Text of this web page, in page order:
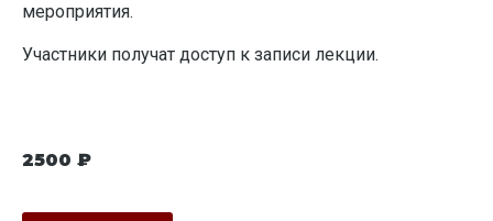
мероприятия.
Участники получат доступ к записи лекции.
2500 ₽